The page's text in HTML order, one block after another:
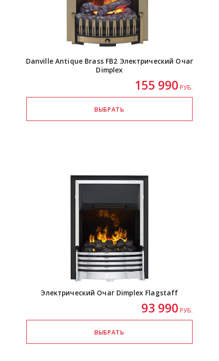
Danville Antique Brass FB2 Электрический Очаг
Dimplex
155 990 РУБ.
Электрический Очаг Dimplex Flagstaff
93 990 РУБ.